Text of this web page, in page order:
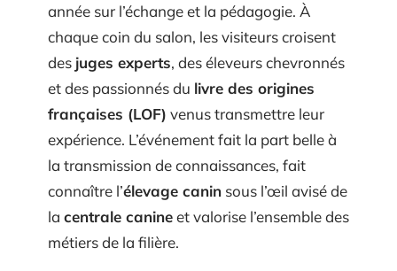
année sur l’échange et la pédagogie. À
chaque coin du salon, les visiteurs croisent
des juges experts, des éleveurs chevronnés
et des passionnés du livre des origines
françaises (LOF) venus transmettre leur
expérience. L’événement fait la part belle à
la transmission de connaissances, fait
connaître l’élevage canin sous l’œil avisé de
la centrale canineet valorise l’ensemble des
métiers de la filière.